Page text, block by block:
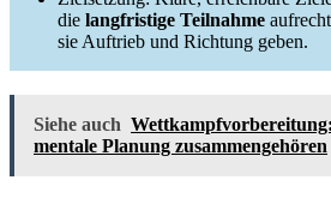
die langfristige Teilnahme
sie Auftrieb und Richtung geben.
Siehe auch
mentale Planung zusammengehören